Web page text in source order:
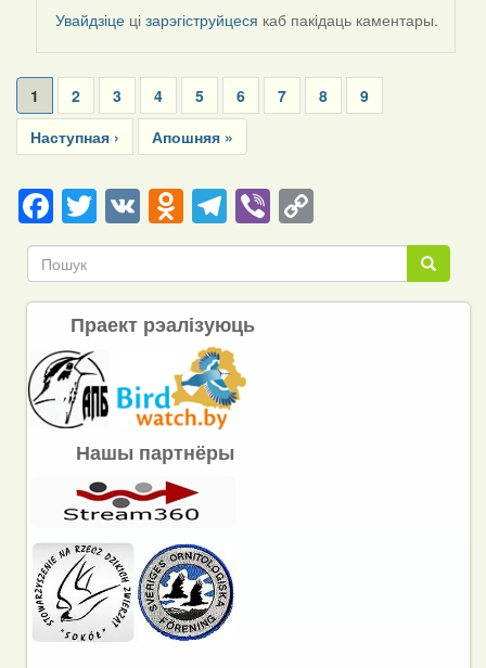
Harrier
Увайдзіце цізарэгіструйцеся каб пакідаць каментары.
Pagination
Current
page
1 Page
2 Page
3 Page
4 Page
5 Page
6 Page
7 Page
8 Page
9
Next
page
Наступная ›
Last
page
Апошняя »
Facebook
Twitter
VKOdnoklassniki
Telegram
ViberCopy
Link Пошук
Пошук
Праект рэалізуюць
Нашы партнёры